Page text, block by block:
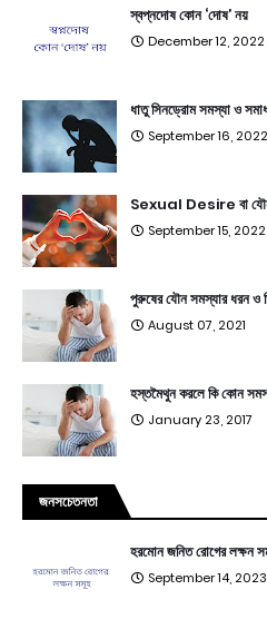
স্বপ্নদোষ কোন ‘দোষ’ নয়
December 12, 2022
ধাতু সিনড্রোম সমস্যা ও
September 16, 2022
Sexual Desire বা
September 15, 2022
পুরুষের যৌন সমস্যার ধরন ও
August 07, 2021
হস্তমৈথুন করলে কি কোন
January 23, 2017
জনসচেতনতা
হরমোন জনিত রোগের লক্ষন
September 14, 2023